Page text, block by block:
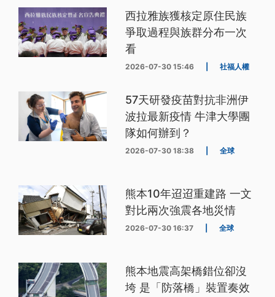
西拉雅族獲核定原住民族
爭取過程與族群分布一次
看
2026-07-30 15:46 社福人權
57天研發疫苗對抗非洲伊
波拉最新疫情 牛津大學團
隊如何辦到？
2026-07-30 18:38 全球
熊本10年迢迢重建路 一文
對比兩次強震各地災情
2026-07-30 16:37 全球
熊本地震高架橋錯位卻沒
垮 是「防落橋」裝置奏效